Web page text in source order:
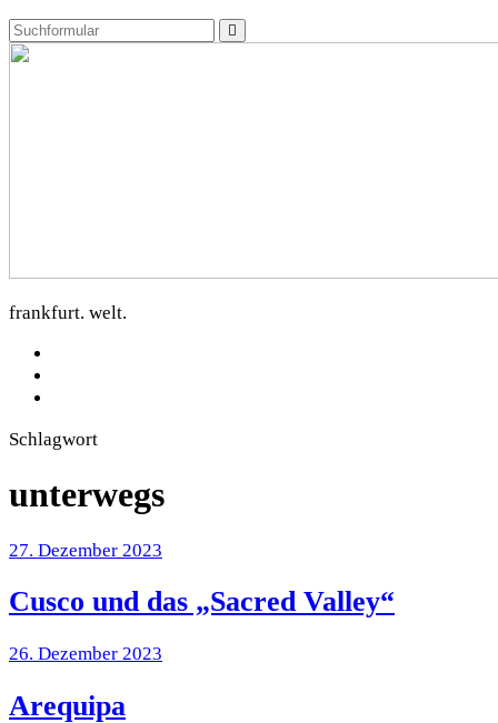
Search
frankfurt. welt.
Schlagwort
unterwegs
27. Dezember 2023
Cusco und das „Sacred Valley“
26. Dezember 2023
Arequipa